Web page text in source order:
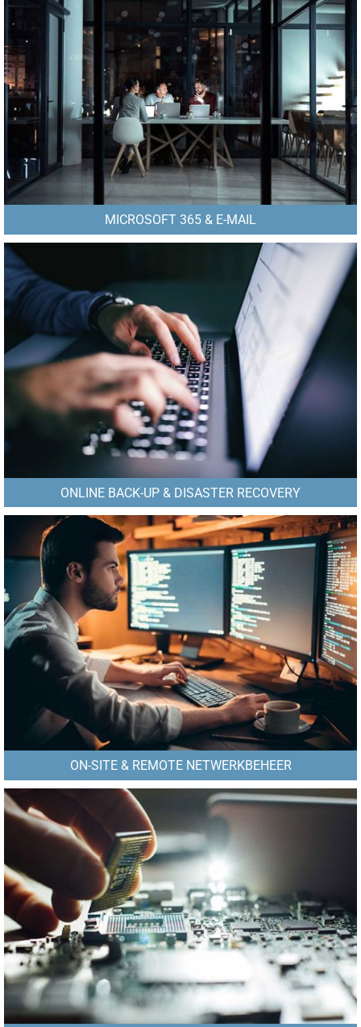
MICROSOFT 365 & E-MAIL
ONLINE BACK-UP & DISASTER RECOVERY
ON-SITE & REMOTE NETWERKBEHEER